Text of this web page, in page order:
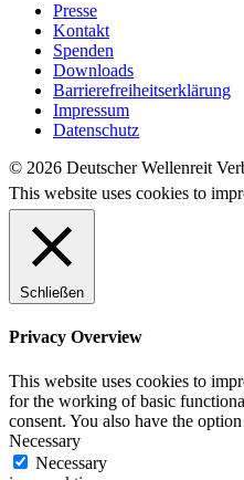
Presse
Kontakt
Spenden
Downloads
Barrierefreiheitserklärung
Impressum
Datenschutz
© 2026 Deutscher Wellenreit
This website uses cookies to
Schließen
Privacy Overview
This website uses cookies to
for the working of basic
consent. You also have the
Necessary
Necessary